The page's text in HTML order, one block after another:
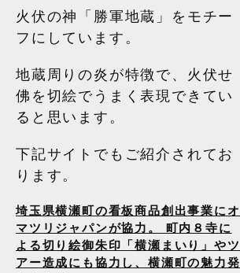
火伏の神「勝軍地蔵」をモチー
フにしています。
地蔵周りの炎が特徴で、火伏せ
佛を切絵でうまく表現できてい
ると思います。
下記サイトでもご紹介されてお
ります。
埼玉県横瀬町の看板商品創出事業にオ
マツリジャパンが協力。 町内８寺に
よる切り絵御朱印「横瀬まいり」やツ
アー造成にも協力し、横瀬町の魅力発